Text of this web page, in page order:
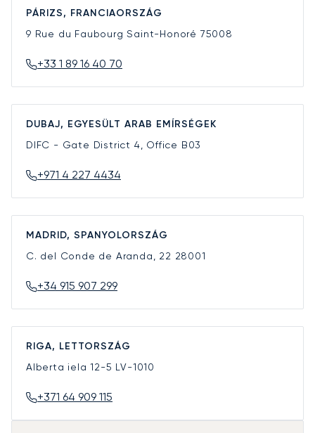
PÁRIZS, FRANCIAORSZÁG
9 Rue du Faubourg Saint-Honoré 75008
+33 1 89 16 40 70
DUBAJ, EGYESÜLT ARAB EMÍRSÉGEK
DIFC - Gate District 4, Office B03
+971 4 227 4434
MADRID, SPANYOLORSZÁG
C. del Conde de Aranda, 22 28001
+34 915 907 299
RIGA, LETTORSZÁG
Alberta iela 12-5 LV-1010
+371 64 909 115